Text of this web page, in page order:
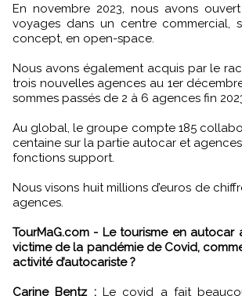
En novembre 2023, nous avons
voyages dans un centre commercial,
concept, en open-space.
Nous avons également acquis par le
trois nouvelles agences au 1er
sommes passés de 2 à 6 agences fin
Au global, le groupe compte 185
centaine sur la partie autocar et
fonctions support.
Nous visons huit millions d’euros de
agences.
TourMaG.com - Le tourisme en
victime de la pandémie de Covid,
activité d’autocariste ?
Carine Bentz :Le covid a fait